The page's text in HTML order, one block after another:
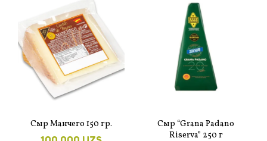
Сыр Манчего 150 гр.
Cыр “Grana Padano
Riserva” 250 г